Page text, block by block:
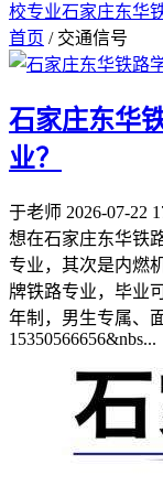
校专业石家庄东华
首页 / 交通信号
石家庄东华
业？
于老师 2026-07-22
想在石家庄东华铁
专业，其次是内燃
牌铁路专业，毕业
年制，男生专属、
15350566656&nbs...